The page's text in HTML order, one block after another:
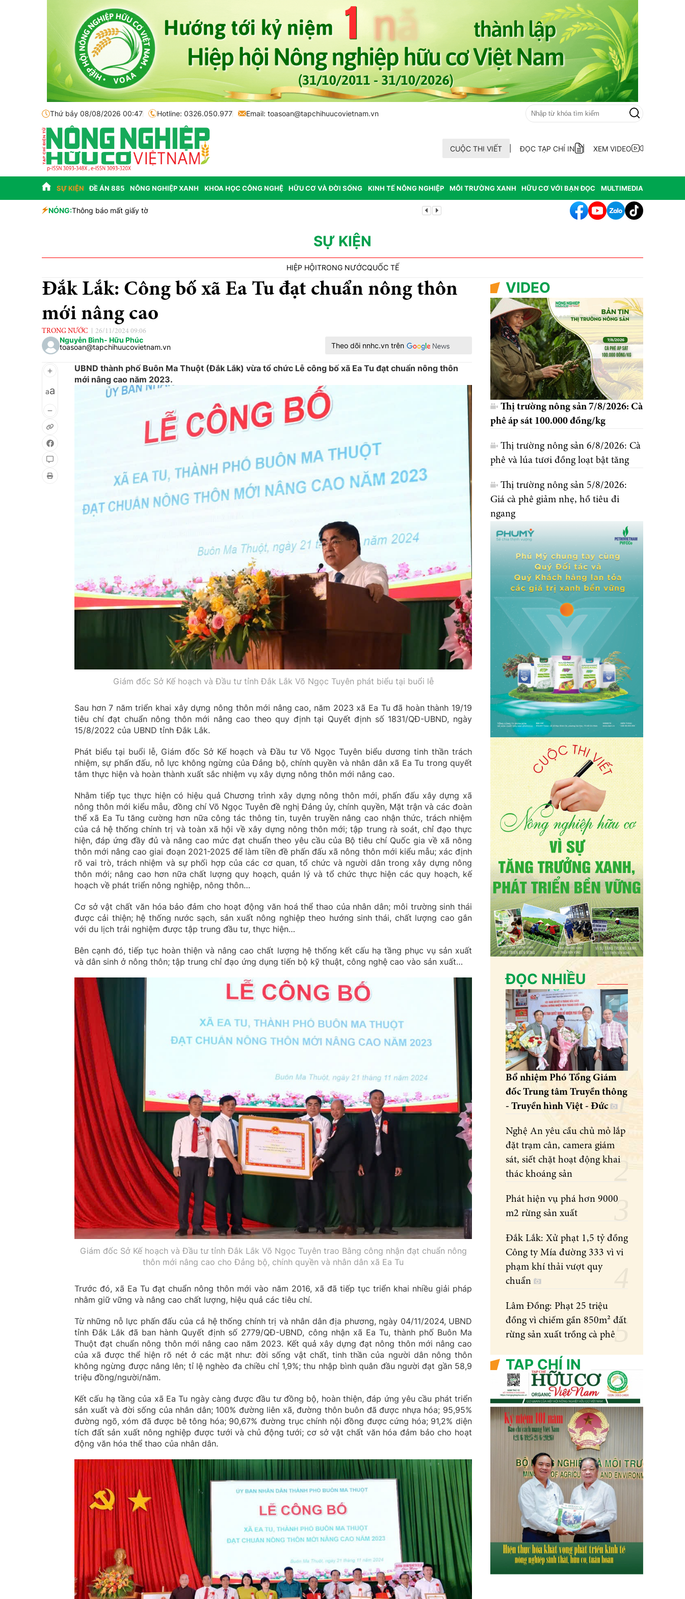
Thứ bảy 08/08/2026 00:47 Hotline: 0326.050.977 Email: toasoan@tapchihuucovietnam.vn
CUỘC THI VIẾT ĐỌC TẠP CHÍ IN XEM VIDEO
SỰ KIỆN ĐỀ ÁN 885 NÔNG NGHIỆP XANH KHOA HỌC CÔNG NGHỆ HỮU CƠ VÀ ĐỜI SỐNG KINH TẾ NÔNG NGHIỆP MÔI TRƯỜNG XANH HỮU CƠ VỚI BẠN ĐỌC MULTIMEDIA
NÓNG:Thông báo mất giấy tờ Lâm Đồng: Không hợp thức hóa diện tích đất vi phạm có nguồn gốc từ phá rừng
SỰ KIỆN
HIỆP HỘITRONG NƯỚCQUỐC TẾ
Đắk Lắk: Công bố xã Ea Tu đạt chuẩn nông thôn
mới nâng cao
TRONG NƯỚC 26/11/2024 09:06
Nguyễn Bình- Hữu Phúc
toasoan@tapchihuucovietnam.vn
Theo dõi nnhc.vn trên
aa
UBND thành phố Buôn Ma Thuột (Đắk Lắk) vừa tổ chức Lễ công bố xã Ea Tu đạt chuẩn nông thôn
mới nâng cao năm 2023.
Giám đốc Sở Kế hoạch và Đầu tư tỉnh Đắk Lắk Võ Ngọc Tuyên phát biểu tại buổi lễ
Sau hơn 7 năm triển khai xây dựng nông thôn mới nâng cao, năm 2023 xã Ea Tu đã hoàn thành 19/19
tiêu chí đạt chuẩn nông thôn mới nâng cao theo quy định tại Quyết định số 1831/QĐ-UBND, ngày
15/8/2022 của UBND tỉnh Đắk Lắk.
Phát biểu tại buổi lễ, Giám đốc Sở Kế hoạch và Đầu tư Võ Ngọc Tuyên biểu dương tinh thần trách
nhiệm, sự phấn đấu, nỗ lực không ngừng của Đảng bộ, chính quyền và nhân dân xã Ea Tu trong quyết
tâm thực hiện và hoàn thành xuất sắc nhiệm vụ xây dựng nông thôn mới nâng cao.
Nhằm tiếp tục thực hiện có hiệu quả Chương trình xây dựng nông thôn mới, phấn đấu xây dựng xã
nông thôn mới kiểu mẫu, đồng chí Võ Ngọc Tuyên đề nghị Đảng ủy, chính quyền, Mặt trận và các đoàn
thể xã Ea Tu tăng cường hơn nữa công tác thông tin, tuyên truyền nâng cao nhận thức, trách nhiệm
của cả hệ thống chính trị và toàn xã hội về xây dựng nông thôn mới; tập trung rà soát, chỉ đạo thực
hiện, đáp ứng đầy đủ và nâng cao mức đạt chuẩn theo yêu cầu của Bộ tiêu chí Quốc gia về xã nông
thôn mới nâng cao giai đoạn 2021-2025 để làm tiền đề phấn đấu xã nông thôn mới kiểu mẫu; xác định
rõ vai trò, trách nhiệm và sự phối hợp của các cơ quan, tổ chức và người dân trong xây dựng nông
thôn mới; nâng cao hơn nữa chất lượng quy hoạch, quản lý và tổ chức thực hiện các quy hoạch, kế
hoạch về phát triển nông nghiệp, nông thôn…
Cơ sở vật chất văn hóa bảo đảm cho hoạt động văn hoá thể thao của nhân dân; môi trường sinh thái
được cải thiện; hệ thống nước sạch, sản xuất nông nghiệp theo hướng sinh thái, chất lượng cao gắn
với du lịch trải nghiệm được tập trung đầu tư, thực hiện…
Bên cạnh đó, tiếp tục hoàn thiện và nâng cao chất lượng hệ thống kết cấu hạ tầng phục vụ sản xuất
và dân sinh ở nông thôn; tập trung chỉ đạo ứng dụng tiến bộ kỹ thuật, công nghệ cao vào sản xuất…
Giám đốc Sở Kế hoạch và Đầu tư tỉnh Đắk Lắk Võ Ngọc Tuyên trao Bằng công nhận đạt chuẩn nông
thôn mới nâng cao cho Đảng bộ, chính quyền và nhân dân xã Ea Tu
Trước đó, xã Ea Tu đạt chuẩn nông thôn mới vào năm 2016, xã đã tiếp tục triển khai nhiều giải pháp
nhằm giữ vững và nâng cao chất lượng, hiệu quả các tiêu chí.
Từ những nỗ lực phấn đấu của cả hệ thống chính trị và nhân dân địa phương, ngày 04/11/2024, UBND
tỉnh Đắk Lắk đã ban hành Quyết định số 2779/QĐ-UBND, công nhận xã Ea Tu, thành phố Buôn Ma
Thuột đạt chuẩn nông thôn mới nâng cao năm 2023. Kết quả xây dựng đạt nông thôn mới nâng cao
của xã được thể hiện rõ nét ở các mặt như: đời sống vật chất, tinh thần của người dân nông thôn
không ngừng được nâng lên; tỉ lệ nghèo đa chiều chỉ 1,9%; thu nhập bình quân đầu người đạt gần 58,9
triệu đồng/người/năm.
Kết cấu hạ tầng của xã Ea Tu ngày càng được đầu tư đồng bộ, hoàn thiện, đáp ứng yêu cầu phát triển
sản xuất và đời sống của nhân dân; 100% đường liên xã, đường thôn buôn đã được nhựa hóa; 95,95%
đường ngõ, xóm đã được bê tông hóa; 90,67% đường trục chính nội đồng được cứng hóa; 91,2% diện
tích đất sản xuất nông nghiệp được tưới và chủ động tưới; cơ sở vật chất văn hóa đảm bảo cho hoạt
động văn hóa thể thao của nhân dân.
VIDEO
Thị trường nông sản 7/8/2026: Cà
phê áp sát 100.000 đồng/kg
Thị trường nông sản 6/8/2026: Cà
phê và lúa tươi đồng loạt bật tăng
Thị trường nông sản 5/8/2026:
Giá cà phê giảm nhẹ, hồ tiêu đi
ngang
ĐỌC NHIỀU
Bổ nhiệm Phó Tổng Giám
đốc Trung tâm Truyền thông
- Truyền hình Việt - Đức
Nghệ An yêu cầu chủ mỏ lắp
đặt trạm cân, camera giám
sát, siết chặt hoạt động khai
thác khoáng sản
Phát hiện vụ phá hơn 9000
m2 rừng sản xuất
Đắk Lắk: Xử phạt 1,5 tỷ đồng
Công ty Mía đường 333 vì vi
phạm khí thải vượt quy
chuẩn
Lâm Đồng: Phạt 25 triệu
đồng vì chiếm gần 850m² đất
rừng sản xuất trồng cà phê
TẠP CHÍ IN